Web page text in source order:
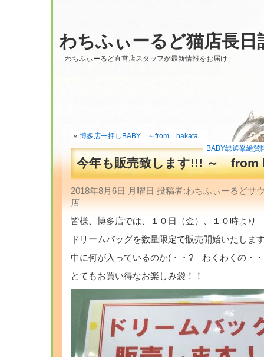
わちふぃーるど猫店長日
わちふぃーるど直営店スタッフが最新情報をお届け
« 博多店一押しBABY ～from hakata
BABY総選挙絶賛
今年も販売致します!!! ～ from
2018年8月6日 月曜日 投稿者:わちふぃーるどサ
店
皆様、博多店では、１０日（金）、１０時より
ドリームバッグを数量限定で販売開始いたしま
中に何が入っているのか(・・? わくわくの・・
とてもお買い得なお楽しみ袋！！